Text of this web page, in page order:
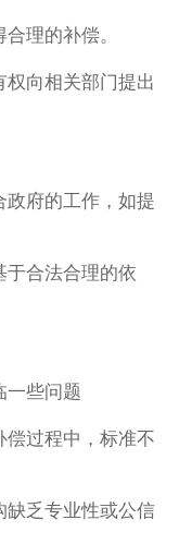
理的补偿。
向相关部门提出
府的工作，如提
于合法合理的依
一些问题
过程中，标准不
缺乏专业性或公信